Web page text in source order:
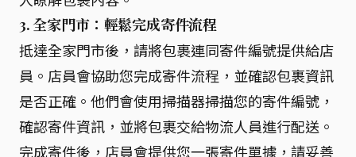
3. 全家門市：輕鬆完成寄件流程
抵達全家門市後，請將包裹連同寄件編號提供給店
員。店員會協助您完成寄件流程，並確認包裹資訊
是否正確。他們會使用掃描器掃描您的寄件編號，
確認寄件資訊，並將包裹交給物流人員進行配送。
完成寄件後，店員會提供您一張寄件單據，請妥善